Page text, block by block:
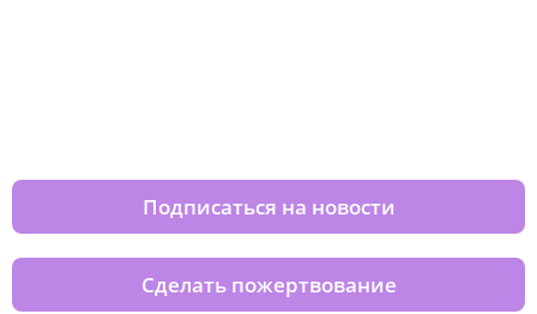
Подписаться на новости
Сделать пожертвование